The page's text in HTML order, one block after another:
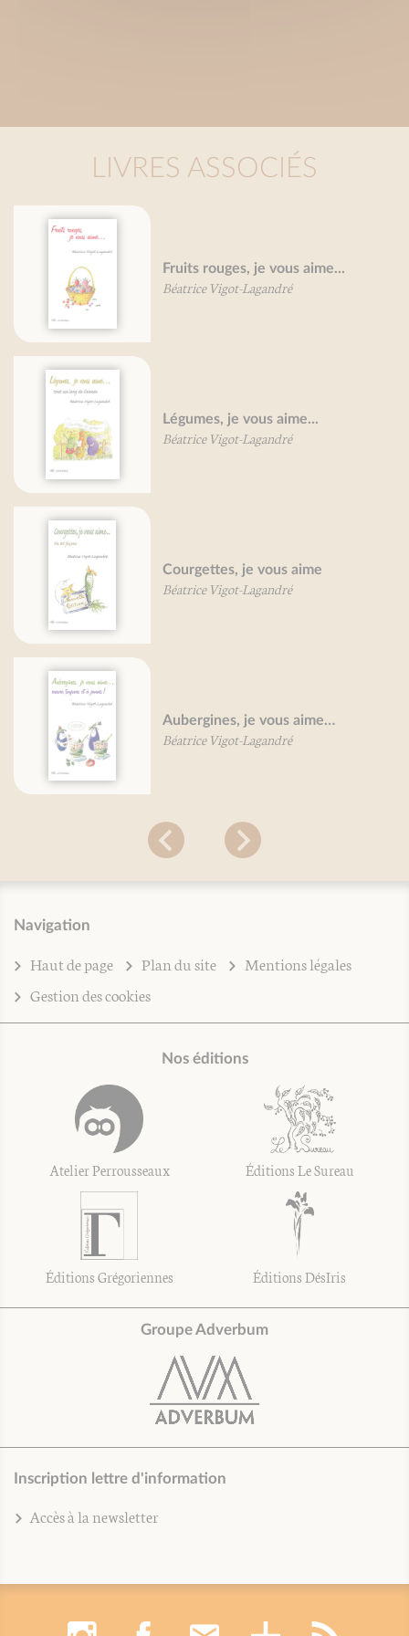
LIVRES ASSOCIÉS
Fruits rouges, je vous aime...
Béatrice Vigot-Lagandré
Légumes, je vous aime...
Béatrice Vigot-Lagandré
Courgettes, je vous aime
Béatrice Vigot-Lagandré
Aubergines, je vous aime…
Béatrice Vigot-Lagandré
Navigation
Haut de page Plan du site
Mentions légales
Gestion des cookies
Nos éditions
Atelier Perrousseaux Éditions Le Sureau
Éditions Grégoriennes Éditions DésIris
Groupe Adverbum
Inscription lettre d'information
Accès à la newsletter